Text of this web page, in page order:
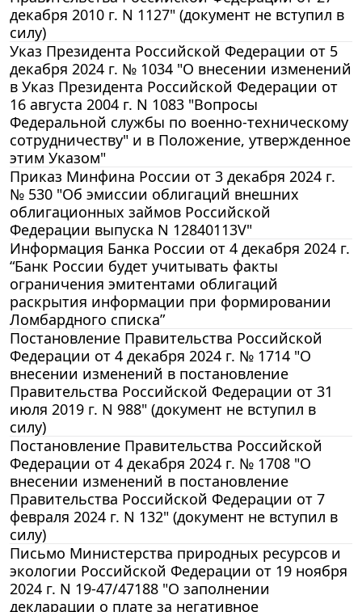
декабря 2010 г. N 1127" (документ не вступил в
силу)
Указ Президента Российской Федерации от 5
декабря 2024 г. № 1034 "О внесении изменений
в Указ Президента Российской Федерации от
16 августа 2004 г. N 1083 "Вопросы
Федеральной службы по военно-техническому
сотрудничеству" и в Положение, утвержденное
этим Указом"
Приказ Минфина России от 3 декабря 2024 г.
№ 530 "Об эмиссии облигаций внешних
облигационных займов Российской
Федерации выпуска N 12840113V"
Информация Банка России от 4 декабря 2024 г.
“Банк России будет учитывать факты
ограничения эмитентами облигаций
раскрытия информации при формировании
Ломбардного списка”
Постановление Правительства Российской
Федерации от 4 декабря 2024 г. № 1714 "О
внесении изменений в постановление
Правительства Российской Федерации от 31
июля 2019 г. N 988" (документ не вступил в
силу)
Постановление Правительства Российской
Федерации от 4 декабря 2024 г. № 1708 "О
внесении изменений в постановление
Правительства Российской Федерации от 7
февраля 2024 г. N 132" (документ не вступил в
силу)
Письмо Министерства природных ресурсов и
экологии Российской Федерации от 19 ноября
2024 г. N 19-47/47188 "О заполнении
декларации о плате за негативное